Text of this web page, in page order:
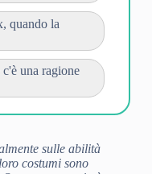
quando la
una ragione
sulle abilità
costumi sono